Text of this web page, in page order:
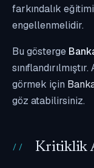
farkındalık
engellenmelidir.
Bu gösterge
görmek için
göz atabilirsiniz.
Kritiklik